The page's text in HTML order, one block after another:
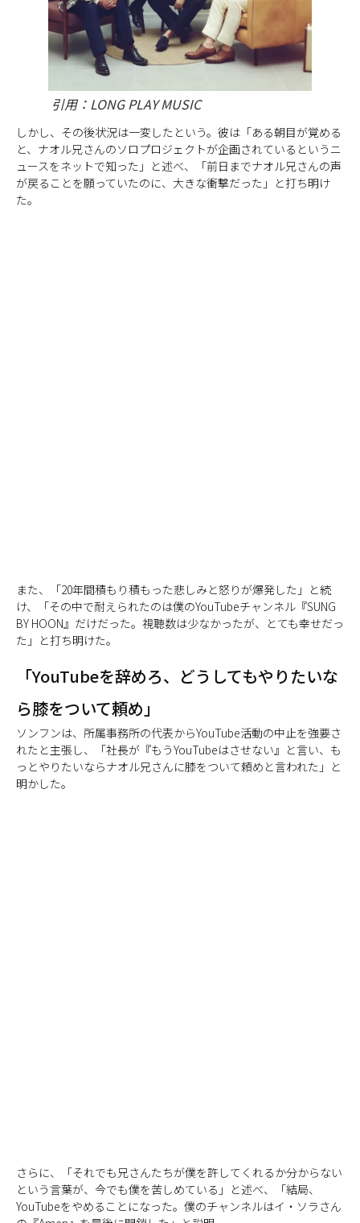
引用：LONG PLAY MUSIC
しかし、その後状況は一変したという。彼は「ある朝目が覚める
と、ナオル兄さんのソロプロジェクトが企画されているというニ
ュースをネットで知った」と述べ、「前日までナオル兄さんの声
が戻ることを願っていたのに、大きな衝撃だった」と打ち明け
た。
また、「20年間積もり積もった悲しみと怒りが爆発した」と続
け、「その中で耐えられたのは僕のYouTubeチャンネル『SUNG
BY HOON』だけだった。視聴数は少なかったが、とても幸せだっ
た」と打ち明けた。
「YouTubeを辞めろ、どうしてもやりたいな
ら膝をついて頼め」
ソンフンは、所属事務所の代表からYouTube活動の中止を強要さ
れたと主張し、「社長が『もうYouTubeはさせない』と言い、も
っとやりたいならナオル兄さんに膝をついて頼めと言われた」と
明かした。
さらに、「それでも兄さんたちが僕を許してくれるか分からない
という言葉が、今でも僕を苦しめている」と述べ、「結局、
YouTubeをやめることになった。僕のチャンネルはイ・ソラさん